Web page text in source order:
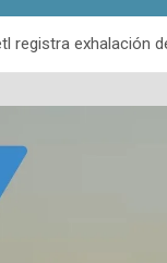
registra exhalación